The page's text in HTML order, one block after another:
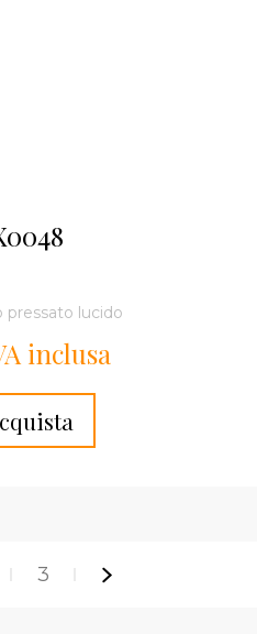
pressato lucido
inclusa
3